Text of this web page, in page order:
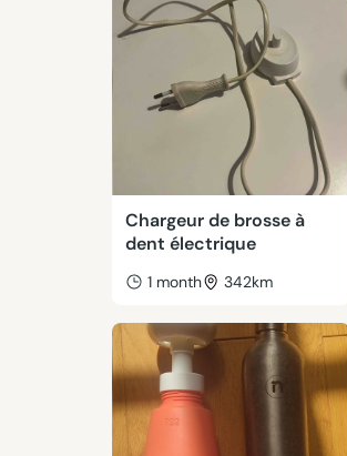
Chargeur de brosse à
dent électrique
1 month 342km